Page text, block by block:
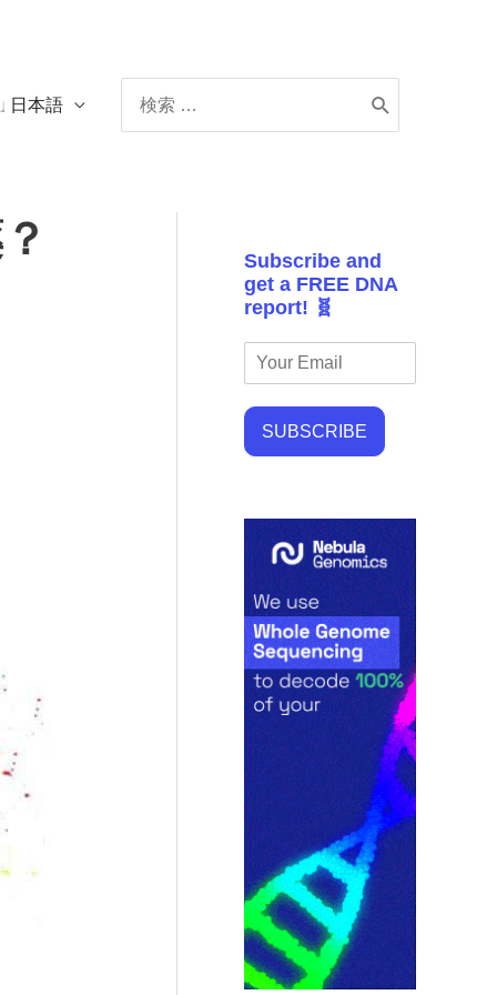
日本語
for:
Subscribe and
get a FREE DNA
report! 🧬
SUBSCRIBE